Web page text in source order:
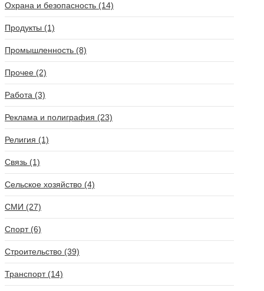
Охрана и безопасность (14)
Продукты (1)
Промышленность (8)
Прочее (2)
Работа (3)
Реклама и полиграфия (23)
Религия (1)
Связь (1)
Сельское хозяйство (4)
СМИ (27)
Спорт (6)
Строительство (39)
Транспорт (14)